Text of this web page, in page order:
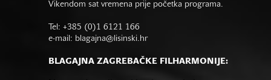
Vikendom sat vremena prije početka programa.
Tel: +385 (0)1 6121 166
e-mail: blagajna@lisinski.hr
BLAGAJNA ZAGREBAČKE FILHARMONIJE: